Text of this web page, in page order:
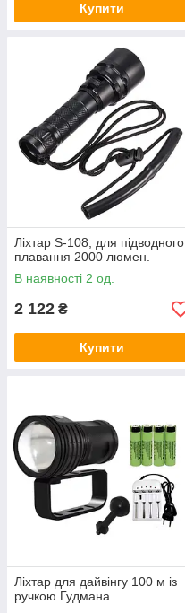
Купити
Ліхтар S-108, для підводного
плавання 2000 люмен.
В наявності 2 од.
2 122 ₴
Купити
Ліхтар для дайвінгу 100 м із
ручкою Гудмана